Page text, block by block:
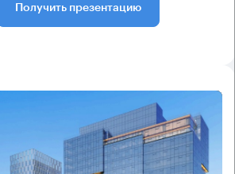
Получить презентацию